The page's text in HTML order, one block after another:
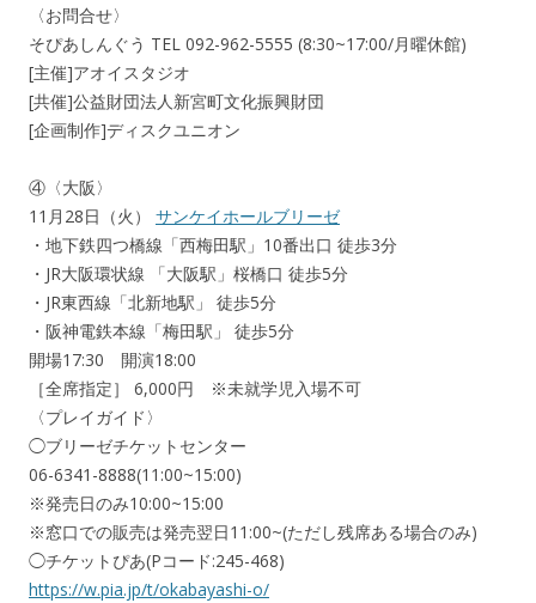
〈お問合せ〉
そぴあしんぐう TEL 092-962-5555 (8:30~17:00/月曜休館)
[主催]アオイスタジオ
[共催]公益財団法人新宮町文化振興財団
[企画制作]ディスクユニオン
④〈大阪〉
11月28日（火） サンケイホールブリーゼ
・地下鉄四つ橋線「西梅田駅」10番出口 徒歩3分
・JR大阪環状線 「大阪駅」桜橋口 徒歩5分
・JR東西線「北新地駅」 徒歩5分
・阪神電鉄本線「梅田駅」 徒歩5分
開場17:30 開演18:00
［全席指定］ 6,000円 ※未就学児入場不可
〈プレイガイド〉
◯ブリーゼチケットセンター
06-6341-8888(11:00~15:00)
※発売日のみ10:00~15:00
※窓口での販売は発売翌日11:00~(ただし残席ある場合のみ)
◯チケットぴあ(Pコード:245-468)
https://w.pia.jp/t/okabayashi-o/